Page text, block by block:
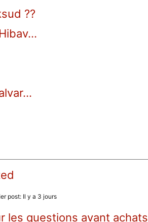
??
post: Il y a 3 jours
les questions avant achats